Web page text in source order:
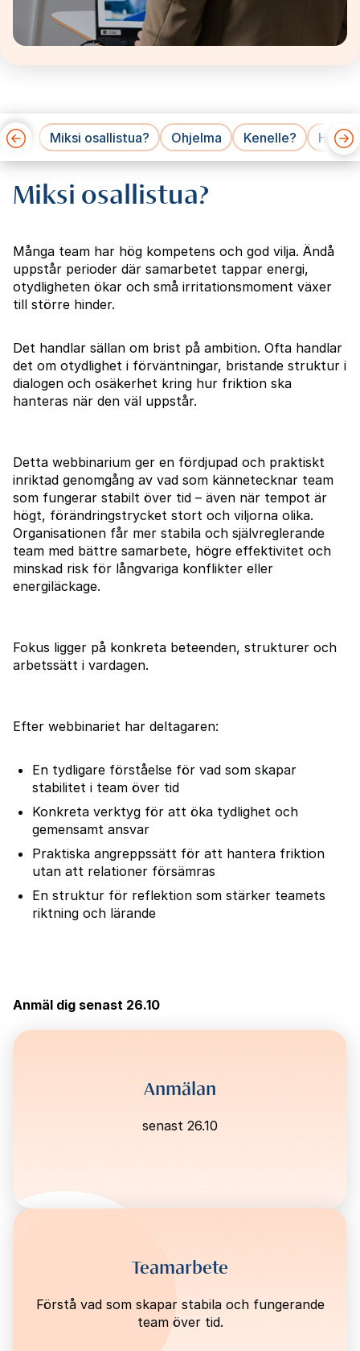
Miksi osallistua? Ohjelma Kenelle? Hinnat
Miksi osallistua?
Många team har hög kompetens och god vilja. Ändå
uppstår perioder där samarbetet tappar energi,
otydligheten ökar och små irritationsmoment växer
till större hinder.
Det handlar sällan om brist på ambition. Ofta handlar
det om otydlighet i förväntningar, bristande struktur i
dialogen och osäkerhet kring hur friktion ska
hanteras när den väl uppstår.
Detta webbinarium ger en fördjupad och praktiskt
inriktad genomgång av vad som kännetecknar team
som fungerar stabilt över tid – även när tempot är
högt, förändringstrycket stort och viljorna olika.
Organisationen får mer stabila och självreglerande
team med bättre samarbete, högre effektivitet och
minskad risk för långvariga konflikter eller
energiläckage.
Fokus ligger på konkreta beteenden, strukturer och
arbetssätt i vardagen.
Efter webbinariet har deltagaren:
En tydligare förståelse för vad som skapar
stabilitet i team över tid
Konkreta verktyg för att öka tydlighet och
gemensamt ansvar
Praktiska angreppssätt för att hantera friktion
utan att relationer försämras
En struktur för reflektion som stärker teamets
riktning och lärande
Anmäl dig senast 26.10
Anmälan
senast 26.10
Teamarbete
Förstå vad som skapar stabila och fungerande
team över tid.